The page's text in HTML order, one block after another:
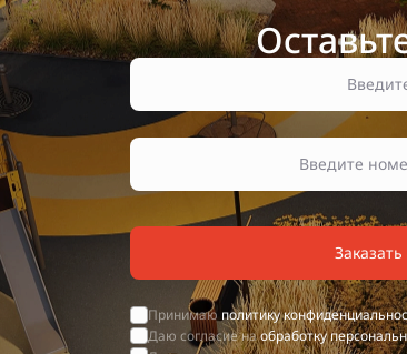
Принимаю политику
Даю согласие наобработку